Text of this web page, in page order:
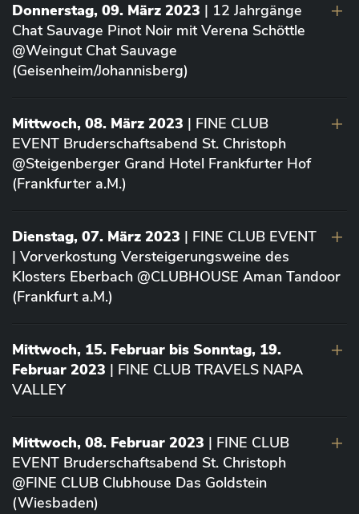
Donnerstag, 09. März 2023 | 12 Jahrgänge
Chat Sauvage Pinot Noir mit Verena Schöttle
@Weingut Chat Sauvage
(Geisenheim/Johannisberg)
Mittwoch, 08. März 2023 | FINE CLUB
EVENT Bruderschaftsabend St. Christoph
@Steigenberger Grand Hotel Frankfurter Hof
(Frankfurter a.M.)
Dienstag, 07. März 2023 | FINE CLUB EVENT
| Vorverkostung Versteigerungsweine des
Klosters Eberbach @CLUBHOUSE Aman Tandoor
(Frankfurt a.M.)
Mittwoch, 15. Februar bis Sonntag, 19.
Februar 2023 | FINE CLUB TRAVELS NAPA
VALLEY
Mittwoch, 08. Februar 2023 | FINE CLUB
EVENT Bruderschaftsabend St. Christoph
@FINE CLUB Clubhouse Das Goldstein
(Wiesbaden)